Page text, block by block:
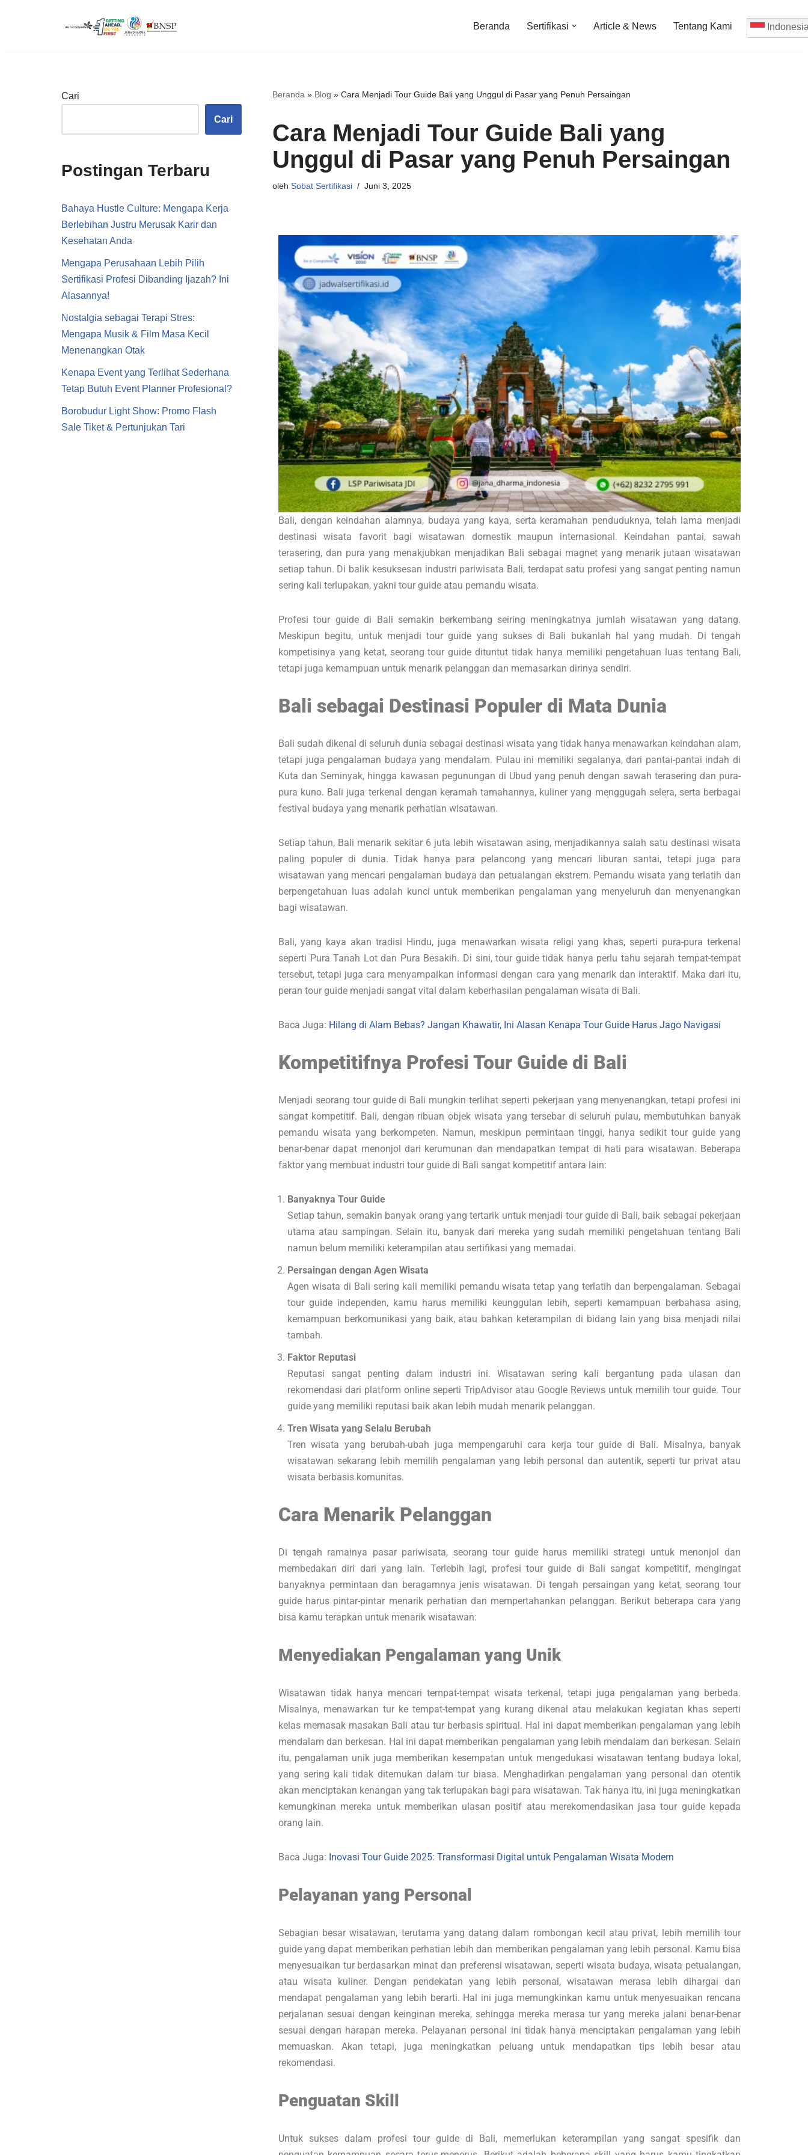
Beranda Sertifikasi Article & News Tentang Kami
Cari
Cari
Postingan Terbaru
Bahaya Hustle Culture: Mengapa Kerja
Berlebihan Justru Merusak Karir dan
Kesehatan Anda
Mengapa Perusahaan Lebih Pilih
Sertifikasi Profesi Dibanding Ijazah? Ini
Alasannya!
Nostalgia sebagai Terapi Stres:
Mengapa Musik & Film Masa Kecil
Menenangkan Otak
Kenapa Event yang Terlihat Sederhana
Tetap Butuh Event Planner Profesional?
Borobudur Light Show: Promo Flash
Sale Tiket & Pertunjukan Tari
Beranda » Blog » Cara Menjadi Tour Guide Bali yang Unggul di Pasar yang Penuh Persaingan
Cara Menjadi Tour Guide Bali yang
Unggul di Pasar yang Penuh Persaingan
oleh Sobat Sertifikasi Juni 3, 2025
Bali, dengan keindahan alamnya, budaya yang kaya, serta keramahan penduduknya, telah lama menjadi
destinasi wisata favorit bagi wisatawan domestik maupun internasional. Keindahan pantai, sawah
terasering, dan pura yang menakjubkan menjadikan Bali sebagai magnet yang menarik jutaan wisatawan
setiap tahun. Di balik kesuksesan industri pariwisata Bali, terdapat satu profesi yang sangat penting namun
sering kali terlupakan, yakni tour guide atau pemandu wisata.
Profesi tour guide di Bali semakin berkembang seiring meningkatnya jumlah wisatawan yang datang.
Meskipun begitu, untuk menjadi tour guide yang sukses di Bali bukanlah hal yang mudah. Di tengah
kompetisinya yang ketat, seorang tour guide dituntut tidak hanya memiliki pengetahuan luas tentang Bali,
tetapi juga kemampuan untuk menarik pelanggan dan memasarkan dirinya sendiri.
Bali sebagai Destinasi Populer di Mata Dunia
Bali sudah dikenal di seluruh dunia sebagai destinasi wisata yang tidak hanya menawarkan keindahan alam,
tetapi juga pengalaman budaya yang mendalam. Pulau ini memiliki segalanya, dari pantai-pantai indah di
Kuta dan Seminyak, hingga kawasan pegunungan di Ubud yang penuh dengan sawah terasering dan pura-
pura kuno. Bali juga terkenal dengan keramah tamahannya, kuliner yang menggugah selera, serta berbagai
festival budaya yang menarik perhatian wisatawan.
Setiap tahun, Bali menarik sekitar 6 juta lebih wisatawan asing, menjadikannya salah satu destinasi wisata
paling populer di dunia. Tidak hanya para pelancong yang mencari liburan santai, tetapi juga para
wisatawan yang mencari pengalaman budaya dan petualangan ekstrem. Pemandu wisata yang terlatih dan
berpengetahuan luas adalah kunci untuk memberikan pengalaman yang menyeluruh dan menyenangkan
bagi wisatawan.
Bali, yang kaya akan tradisi Hindu, juga menawarkan wisata religi yang khas, seperti pura-pura terkenal
seperti Pura Tanah Lot dan Pura Besakih. Di sini, tour guide tidak hanya perlu tahu sejarah tempat-tempat
tersebut, tetapi juga cara menyampaikan informasi dengan cara yang menarik dan interaktif. Maka dari itu,
peran tour guide menjadi sangat vital dalam keberhasilan pengalaman wisata di Bali.
Baca Juga: Hilang di Alam Bebas? Jangan Khawatir, Ini Alasan Kenapa Tour Guide Harus Jago Navigasi
Kompetitifnya Profesi Tour Guide di Bali
Menjadi seorang tour guide di Bali mungkin terlihat seperti pekerjaan yang menyenangkan, tetapi profesi ini
sangat kompetitif. Bali, dengan ribuan objek wisata yang tersebar di seluruh pulau, membutuhkan banyak
pemandu wisata yang berkompeten. Namun, meskipun permintaan tinggi, hanya sedikit tour guide yang
benar-benar dapat menonjol dari kerumunan dan mendapatkan tempat di hati para wisatawan. Beberapa
faktor yang membuat industri tour guide di Bali sangat kompetitif antara lain:
Banyaknya Tour Guide
Setiap tahun, semakin banyak orang yang tertarik untuk menjadi tour guide di Bali, baik sebagai pekerjaan
utama atau sampingan. Selain itu, banyak dari mereka yang sudah memiliki pengetahuan tentang Bali
namun belum memiliki keterampilan atau sertifikasi yang memadai.
Persaingan dengan Agen Wisata
Agen wisata di Bali sering kali memiliki pemandu wisata tetap yang terlatih dan berpengalaman. Sebagai
tour guide independen, kamu harus memiliki keunggulan lebih, seperti kemampuan berbahasa asing,
kemampuan berkomunikasi yang baik, atau bahkan keterampilan di bidang lain yang bisa menjadi nilai
tambah.
Faktor Reputasi
Reputasi sangat penting dalam industri ini. Wisatawan sering kali bergantung pada ulasan dan
rekomendasi dari platform online seperti TripAdvisor atau Google Reviews untuk memilih tour guide. Tour
guide yang memiliki reputasi baik akan lebih mudah menarik pelanggan.
Tren Wisata yang Selalu Berubah
Tren wisata yang berubah-ubah juga mempengaruhi cara kerja tour guide di Bali. Misalnya, banyak
wisatawan sekarang lebih memilih pengalaman yang lebih personal dan autentik, seperti tur privat atau
wisata berbasis komunitas.
Cara Menarik Pelanggan
Di tengah ramainya pasar pariwisata, seorang tour guide harus memiliki strategi untuk menonjol dan
membedakan diri dari yang lain. Terlebih lagi, profesi tour guide di Bali sangat kompetitif, mengingat
banyaknya permintaan dan beragamnya jenis wisatawan. Di tengah persaingan yang ketat, seorang tour
guide harus pintar-pintar menarik perhatian dan mempertahankan pelanggan. Berikut beberapa cara yang
bisa kamu terapkan untuk menarik wisatawan:
Menyediakan Pengalaman yang Unik
Wisatawan tidak hanya mencari tempat-tempat wisata terkenal, tetapi juga pengalaman yang berbeda.
Misalnya, menawarkan tur ke tempat-tempat yang kurang dikenal atau melakukan kegiatan khas seperti
kelas memasak masakan Bali atau tur berbasis spiritual. Hal ini dapat memberikan pengalaman yang lebih
mendalam dan berkesan. Hal ini dapat memberikan pengalaman yang lebih mendalam dan berkesan. Selain
itu, pengalaman unik juga memberikan kesempatan untuk mengedukasi wisatawan tentang budaya lokal,
yang sering kali tidak ditemukan dalam tur biasa. Menghadirkan pengalaman yang personal dan otentik
akan menciptakan kenangan yang tak terlupakan bagi para wisatawan. Tak hanya itu, ini juga meningkatkan
kemungkinan mereka untuk memberikan ulasan positif atau merekomendasikan jasa tour guide kepada
orang lain.
Baca Juga: Inovasi Tour Guide 2025: Transformasi Digital untuk Pengalaman Wisata Modern
Pelayanan yang Personal
Sebagian besar wisatawan, terutama yang datang dalam rombongan kecil atau privat, lebih memilih tour
guide yang dapat memberikan perhatian lebih dan memberikan pengalaman yang lebih personal. Kamu bisa
menyesuaikan tur berdasarkan minat dan preferensi wisatawan, seperti wisata budaya, wisata petualangan,
atau wisata kuliner. Dengan pendekatan yang lebih personal, wisatawan merasa lebih dihargai dan
mendapat pengalaman yang lebih berarti. Hal ini juga memungkinkan kamu untuk menyesuaikan rencana
perjalanan sesuai dengan keinginan mereka, sehingga mereka merasa tur yang mereka jalani benar-benar
sesuai dengan harapan mereka. Pelayanan personal ini tidak hanya menciptakan pengalaman yang lebih
memuaskan. Akan tetapi, juga meningkatkan peluang untuk mendapatkan tips lebih besar atau
rekomendasi.
Penguatan Skill
Untuk sukses dalam profesi tour guide di Bali, memerlukan keterampilan yang sangat spesifik dan